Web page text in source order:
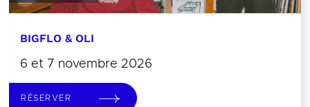
BIGFLO & OLI
6 et 7 novembre 2026
RÉSERVER